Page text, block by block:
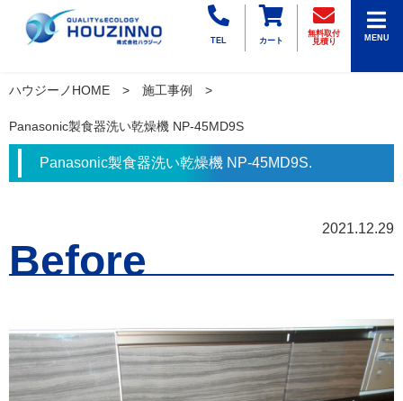
TEL カート
無料取付
見積り
MENU
ハウジーノHOME 施工事例
Panasonic製食器洗い乾燥機 NP-45MD9S
Panasonic製食器洗い乾燥機 NP-45MD9S.
2021.12.29
Before